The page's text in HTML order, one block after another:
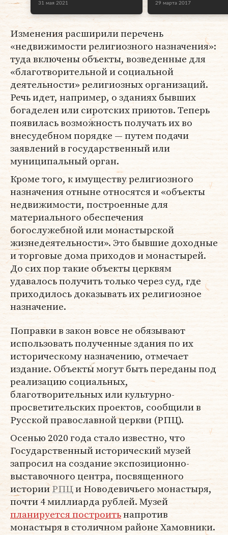
31 мая 2021 29 марта 2017
Изменения расширили перечень
«недвижимости религиозного назначения»:
туда включены объекты, возведенные для
«благотворительной и социальной
деятельности» религиозных организаций.
Речь идет, например, о зданиях бывших
богаделен или сиротских приютов. Теперь
появилась возможность получать их во
внесудебном порядке — путем подачи
заявлений в государственный или
муниципальный орган.
Кроме того, к имуществу религиозного
назначения отныне относятся и «объекты
недвижимости, построенные для
материального обеспечения
богослужебной или монастырской
жизнедеятельности». Это бывшие доходные
и торговые дома приходов и монастырей.
До сих пор такие объекты церквям
удавалось получить только через суд, где
приходилось доказывать их религиозное
назначение.
Поправки в закон вовсе не обязывают
использовать полученные здания по их
историческому назначению, отмечает
издание. Объекты могут быть переданы под
реализацию социальных,
благотворительных или культурно-
просветительских проектов, сообщили в
Русской православной церкви (РПЦ).
Осенью 2020 года стало известно, что
Государственный исторический музей
запросил на создание экспозиционно-
выставочного центра, посвященного
историиРПЦи Новодевичьего монастыря,
почти 4 миллиарда рублей. Музей
планируется построитьнапротив
монастыря в столичном районе Хамовники.